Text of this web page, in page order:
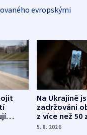
evropskými
Na Ukrajině
zadržováni
z více než 50
Bojovali na
5. 8. 2026